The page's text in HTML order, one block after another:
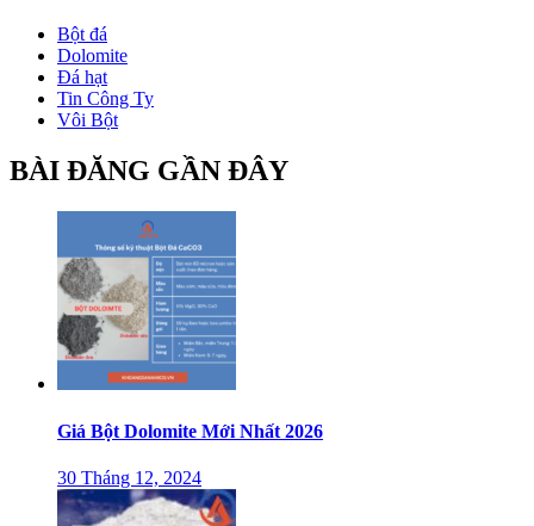
Bột đá
Dolomite
Đá hạt
Tin Công Ty
Vôi Bột
BÀI ĐĂNG GẦN ĐÂY
Giá Bột Dolomite Mới Nhất 2026
30 Tháng 12, 2024